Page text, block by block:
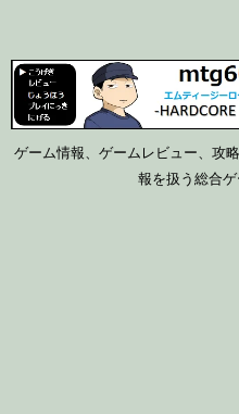
ゲーム情報、ゲームレビュー、攻
報を扱う総合ゲ